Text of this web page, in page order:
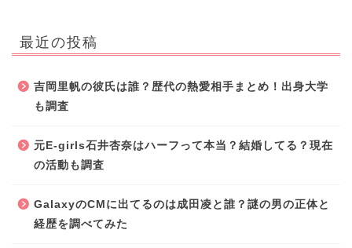
最近の投稿
吉岡里帆の彼氏は誰？歴代の熱愛相手まとめ！出身大学
も調査
元E-girls石井杏奈はハーフって本当？結婚してる？現在
の活動も調査
GalaxyのCMに出てるのは成田凌と誰？謎の男の正体と
経歴を調べてみた